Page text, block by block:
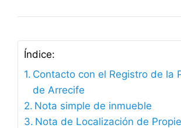
Índice:
Contacto con el Registro de la
de Arrecife
Nota simple de inmueble
Nota de Localización de